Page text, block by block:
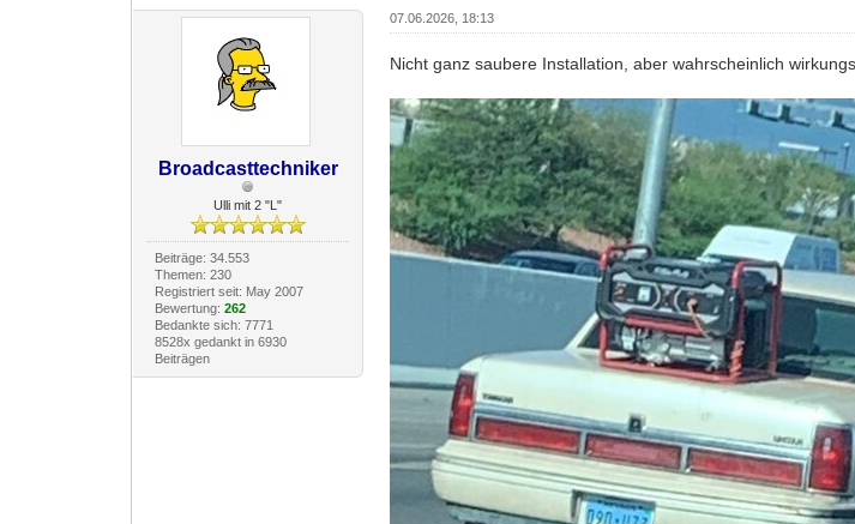
Broadcasttechniker
Ulli mit 2 "L"
Beiträge: 34.553
Themen: 230
Registriert seit: May 2007
Bewertung: 262
Bedankte sich: 7771
8528x gedankt in 6930
Beiträgen
07.06.2026, 18:13
Nicht ganz saubere Installation, aber wahrscheinlich